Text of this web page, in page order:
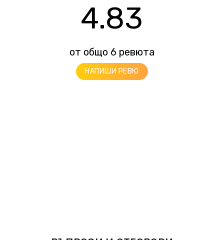
4.83
от общо 6 ревюта
НАПИШИ РЕВЮ